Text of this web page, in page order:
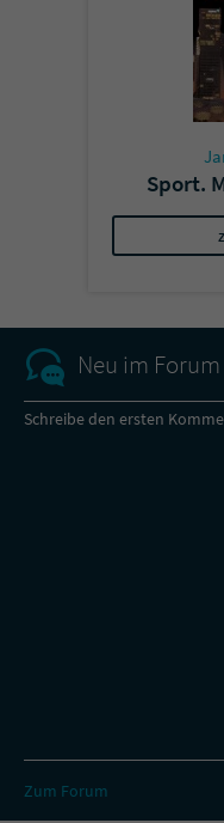
Sport.
Neu im Forum
Schreibe den ersten
Zum Forum